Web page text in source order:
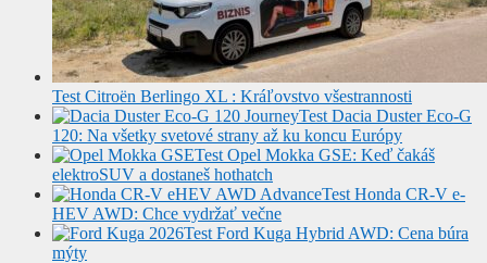
Test Citroën Berlingo XL : Kráľovstvo všestrannosti
Test Dacia Duster Eco-G
120: Na všetky svetové strany až ku koncu Európy
Test Opel Mokka GSE: Keď čakáš
elektroSUV a dostaneš hothatch
Test Honda CR-V e-
HEV AWD: Chce vydržať večne
Test Ford Kuga Hybrid AWD: Cena búra
mýty